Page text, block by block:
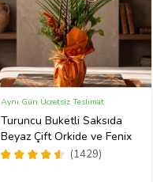
Turuncu Buketli Saksıda
Beyaz Çift Orkide ve Fenix
(1429)
Aynı Gün Ücretsiz Teslimat